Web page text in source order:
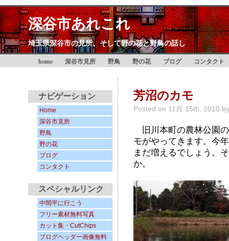
深谷市あれこれ
埼玉県深谷市の見所、そして野の花と野鳥の話し
home 深谷市見所 野鳥 野の花 ブログ コンタクト
ナビゲーション
Home
深谷市見所
野鳥
野の花
ブログ
コンタクト
スペシャルリンク
中間平に行こう
フリー素材無料写真
カット集・CutChips
ブログヘッダー画像無料
芳沼のカモ
Posted on 11月 15th, 2010
旧川本町の農林公園
モがやってきます。今
まだ増えるでしょう。
か。